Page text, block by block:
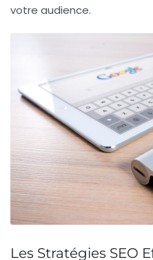
votre audience.
Les Stratégies SEO